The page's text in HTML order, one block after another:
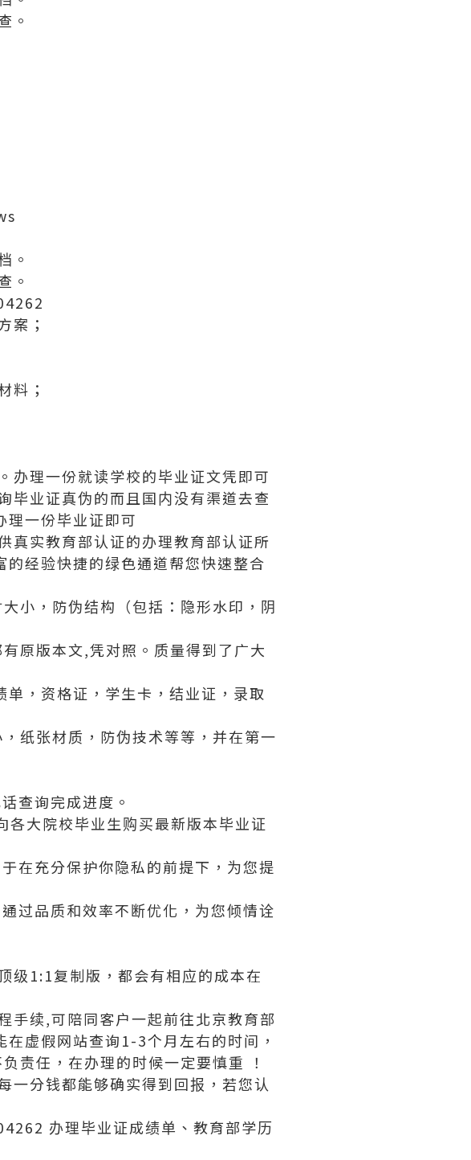
。
。
。
案；
料；
办理一份就读学校的毕业证文凭即可
毕业证真伪的而且国内没有渠道去查
理一份毕业证即可
真实教育部认证的办理教育部认证所
经验快捷的绿色通道帮您快速整合
小，防伪结构（包括：隐形水印，阴
原版本文,凭对照。质量得到了广大
，资格证，学生卡，结业证，录取
纸张材质，防伪技术等等，并在第一
查询完成进度。
大院校毕业生购买最新版本毕业证
在充分保护你隐私的前提下，为您提
过品质和效率不断优化，为您倾情诠
级1:1复制版，都会有相应的成本在
手续,可陪同客户一起前往北京教育部
虚假网站查询1-3个月左右的时间，
责任，在办理的时候一定要慎重 ！
一分钱都能够确实得到回报，若您认
办理毕业证成绩单、教育部学历